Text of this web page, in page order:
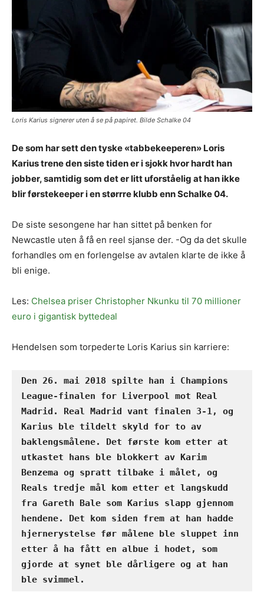
Loris Karius signerer uten å se på papiret. Bilde Schalke 04
De som har sett den tyske «tabbekeeperen» Loris
Karius trene den siste tiden er i sjokk hvor hardt han
jobber, samtidig som det er litt uforståelig at han ikke
blir førstekeeper i en størrre klubb enn Schalke 04.
De siste sesongene har han sittet på benken for
Newcastle uten å få en reel sjanse der. -Og da det skulle
forhandles om en forlengelse av avtalen klarte de ikke å
bli enige.
Les: Chelsea priser Christopher Nkunku til 70 millioner
euro i gigantisk byttedeal
Hendelsen som torpederte Loris Karius sin karriere:
Den 26. mai 2018 spilte han i Champions
League-finalen for Liverpool mot Real
Madrid. Real Madrid vant finalen 3-1, og
Karius ble tildelt skyld for to av
baklengsmålene. Det første kom etter at
utkastet hans ble blokkert av Karim
Benzema og spratt tilbake i målet, og
Reals tredje mål kom etter et langskudd
fra Gareth Bale som Karius slapp gjennom
hendene. Det kom siden frem at han hadde
hjernerystelse før målene ble sluppet inn
etter å ha fått en albue i hodet, som
gjorde at synet ble dårligere og at han
ble svimmel.